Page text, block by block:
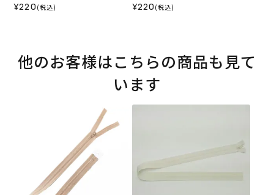
¥220 (税込) ¥220 (税込)
他のお客様はこちらの商品も見て
います